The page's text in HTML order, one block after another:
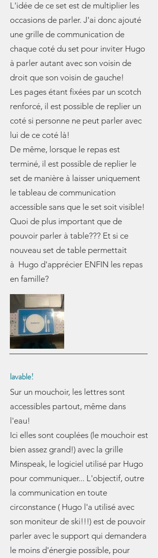
L'idée de ce set est de multiplier les
occasions de parler. J'ai donc ajouté
une grille de communication de
chaque coté du set pour inviter Hugo
à parler autant avec son voisin de
droit que son voisin de gauche!
Les pages étant fixées par un scotch
renforcé, il est possible de replier un
coté si personne ne peut parler avec
lui de ce coté là!
De même, lorsque le repas est
terminé, il est possible de replier le
set de manière à laisser uniquement
le tableau de communication
accessible sans que le set soit visible!
Quoi de plus important que de
pouvoir parler à table??? Et si ce
nouveau set de table permettait
à Hugo d'apprécier ENFIN les repas
en famille?
lavable!
Sur un mouchoir, les lettres sont
accessibles partout, même dans
l'eau!
Ici elles sont couplées (le mouchoir est
bien assez grand!) avec la grille
Minspeak, le logiciel utilisé par Hugo
pour communiquer... L'objectif, outre
la communication en toute
circonstance ( Hugo l'a utilisé avec
son moniteur de ski!!!) est de pouvoir
parler avec le support qui demandera
le moins d'énergie possible, pour